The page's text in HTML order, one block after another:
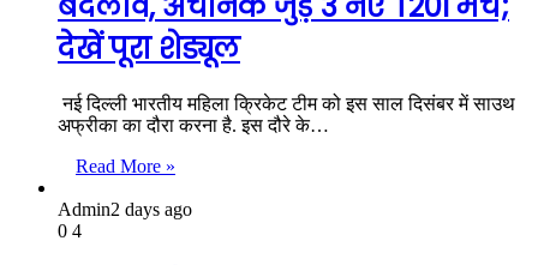
देखें पूरा शेड्यूल
नई दिल्ली भारतीय महिला क्रिकेट टीम को इस साल दिसंबर में साउथ
अफ्रीका का दौरा करना है. इस दौरे के…
Read More »
Admin2 days ago
0 4